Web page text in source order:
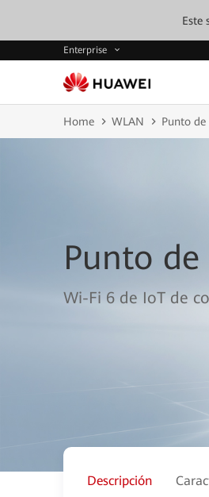
Este
Enterprise
Home WLAN Punto
Punto
Wi-Fi 6 de IoT de
Descripción